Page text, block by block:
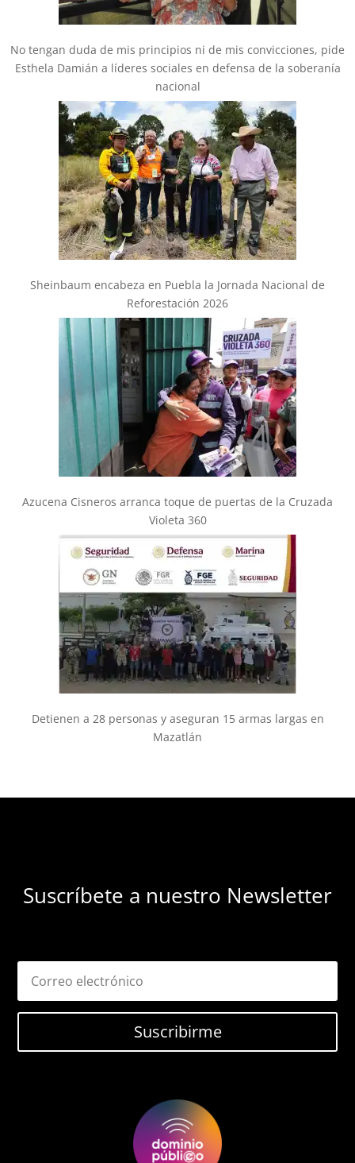
No tengan duda de mis principios ni de mis convicciones, pide
Esthela Damián a líderes sociales en defensa de la soberanía
nacional
Sheinbaum encabeza en Puebla la Jornada Nacional de
Reforestación 2026
Azucena Cisneros arranca toque de puertas de la Cruzada
Violeta 360
Detienen a 28 personas y aseguran 15 armas largas en
Mazatlán
Suscríbete a nuestro Newsletter
Suscribirme